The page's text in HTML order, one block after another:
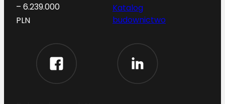
– 6.239.000
PLN
Katalog
budownictwo